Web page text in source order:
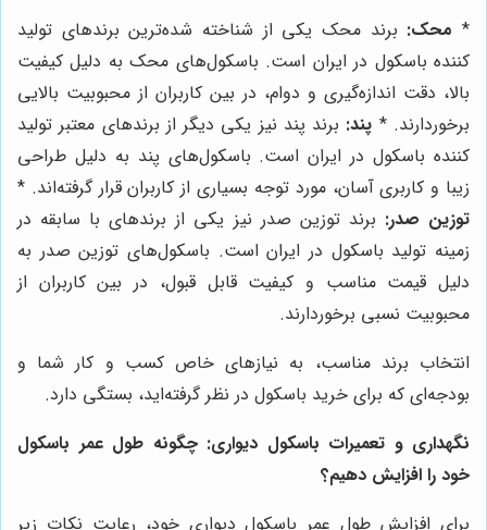
* محک: برند محک یکی از شناخته شده‌ترین برندهای تولید
کننده باسکول در ایران است. باسکول‌های محک به دلیل کیفیت
بالا، دقت اندازه‌گیری و دوام، در بین کاربران از محبوبیت بالایی
برخوردارند. * پند: برند پند نیز یکی دیگر از برندهای معتبر تولید
کننده باسکول در ایران است. باسکول‌های پند به دلیل طراحی
زیبا و کاربری آسان، مورد توجه بسیاری از کاربران قرار گرفته‌اند. *
توزین صدر: برند توزین صدر نیز یکی از برندهای با سابقه در
زمینه تولید باسکول در ایران است. باسکول‌های توزین صدر به
دلیل قیمت مناسب و کیفیت قابل قبول، در بین کاربران از
محبوبیت نسبی برخوردارند.
انتخاب برند مناسب، به نیازهای خاص کسب و کار شما و
بودجه‌ای که برای خرید باسکول در نظر گرفته‌اید، بستگی دارد.
نگهداری و تعمیرات باسکول دیواری: چگونه طول عمر باسکول
خود را افزایش دهیم؟
برای افزایش طول عمر باسکول دیواری خود، رعایت نکات زیر